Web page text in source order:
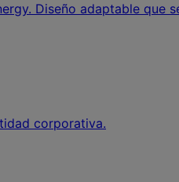
Diseño adaptable que
corporativa.